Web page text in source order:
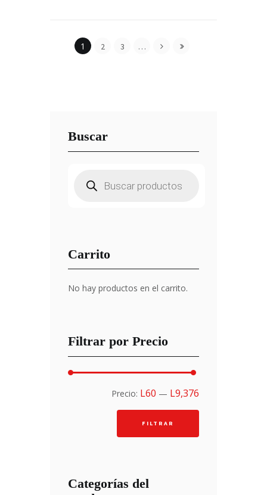
1 2 3 …
Buscar
productos
Carrito
No hay productos en el carrito.
Filtrar por Precio
mínimo
máximo
FILTRAR
Precio: L60 — L9,376
Categorías del